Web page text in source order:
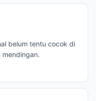
belum tentu cocok di
mendingan.